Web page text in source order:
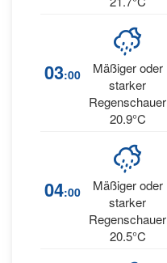
03:00
Mäßiger oder
starker
Regenschauer
20.9°C
04:00
Mäßiger oder
starker
Regenschauer
20.5°C